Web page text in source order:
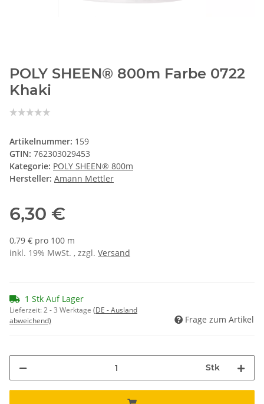
POLY SHEEN® 800m Farbe 0722
Khaki
Artikelnummer: 159
GTIN: 762303029453
Kategorie: POLY SHEEN® 800m
Hersteller: Amann Mettler
6,30 €
0,79 € pro 100 m
inkl. 19% MwSt. , zzgl. Versand
1 Stk Auf Lager
Lieferzeit:2 - 3 Werktage (DE - Ausland
abweichend)
Frage zum Artikel
Stk